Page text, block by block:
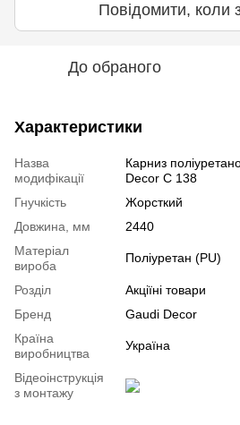
Повідомити, коли
До обраного
Характеристики
Назва
модифікації
Карниз
Decor C 138
Гнучкість
Жорсткий
Довжина, мм
2440
Mатеріал
вироба
Поліуретан (PU)
Розділ
Акціїні товари
Бренд
Gaudi Decor
Країна
виробництва
Україна
Відеоінструкція
з монтажу